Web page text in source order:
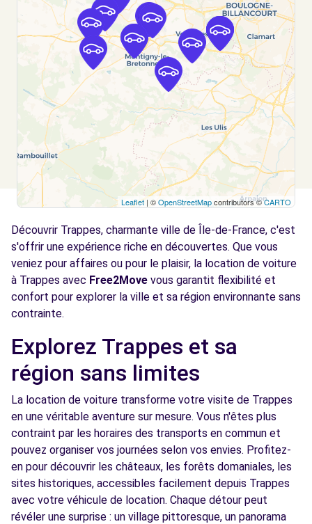
PLAISIR, 78370
Voir l'agence
Free2Move Rent - TRUJAS SAS -
COIGNIERES (C)
5.3
km
1 BOULEVARD DES ARPENTS
COIGNIERES, 78310
Voir l'agence
Free2Move Rent - GARAGE MARTEL & FILS -
5.5
km
5 ROUTE DE MOULIN NEUF
JOUARS-PONTCHARTRAIN, 78760
Voir l'agence
Free2Move Rent - SERANE SERVICE MAURI
AUTOMOBILES - LES CLAYES-SOUS-BOIS (C)
4 RUE DES ENTREPRENEURS
LES CLAYES-SOUS-BOIS, 78340
Voir l'agence
Free2Move Rent - DAW - MAGNY-LES-
HAMEAUX (C)
7.9
2 RUE SALVADOR ALLENDE
MAGNY-LES-HAMEAUX, 78114
Leaflet| ©OpenStreetMapcontributors ©CARTO
Découvrir Trappes, charmante ville de Île-de-France, c'est
s'offrir une expérience riche en découvertes. Que vous
veniez pour affaires ou pour le plaisir, la location de voiture
à Trappes avec Free2Move vous garantit flexibilité et
confort pour explorer la ville et sa région environnante sans
contrainte.
Explorez Trappes et sa
région sans limites
La location de voiture transforme votre visite de Trappes
en une véritable aventure sur mesure. Vous n'êtes plus
contraint par les horaires des transports en commun et
pouvez organiser vos journées selon vos envies. Profitez-
en pour découvrir les châteaux, les forêts domaniales, les
sites historiques, accessibles facilement depuis Trappes
avec votre véhicule de location. Chaque détour peut
révéler une surprise : un village pittoresque, un panorama